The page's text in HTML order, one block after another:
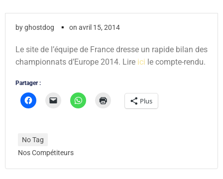
byghostdog ▪ on avril 15, 2014
Le site de l’équipe de France dresse un rapide bilan des
championnats d’Europe 2014. Lire ici le compte-rendu.
Partager :
Plus
No Tag
Nos Compétiteurs